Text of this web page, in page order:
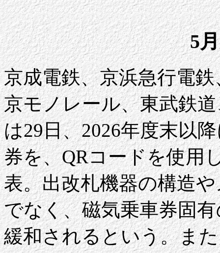
5
京成電鉄、京浜急行電
京モノレール、東武鉄
は29日、2026年度末以
券を、QRコードを使用
表。出改札機器の構造
でなく、磁気乗車券固
緩和されるという。ま